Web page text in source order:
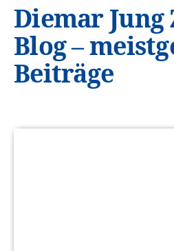
Diemar Jung
Blog –
Beiträge